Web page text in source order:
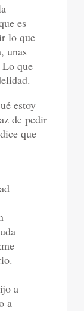
es
lo que
unas
que
estoy
de pedir
que
a
a